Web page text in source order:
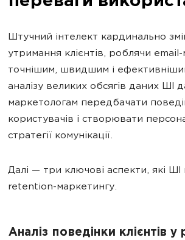
Штучний інтелект кардинально
утримання клієнтів, роблячи
точнішим, швидшим і
аналізу великих обсягів даних ШІ
маркетологам передбачати
користувачів і створювати
стратегії комунікації.
Далі — три ключові аспекти, які
retention-маркетингу.
Аналіз поведінки клієнтів